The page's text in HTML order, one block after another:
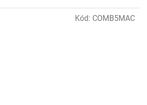
Kód: COMB5MAC